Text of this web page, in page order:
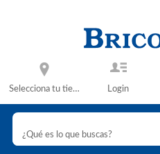
Selecciona tu tienda Login